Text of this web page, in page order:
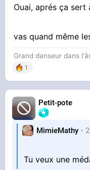
placard et qu'on
1) Je me
utiles et
2) Je n'hésite
ce que je n'utilise
après.
Ouai, aprés ça sert
vas quand même
Grand danseur dans
1
Petit-pote
MimieMathy
Tu veux une